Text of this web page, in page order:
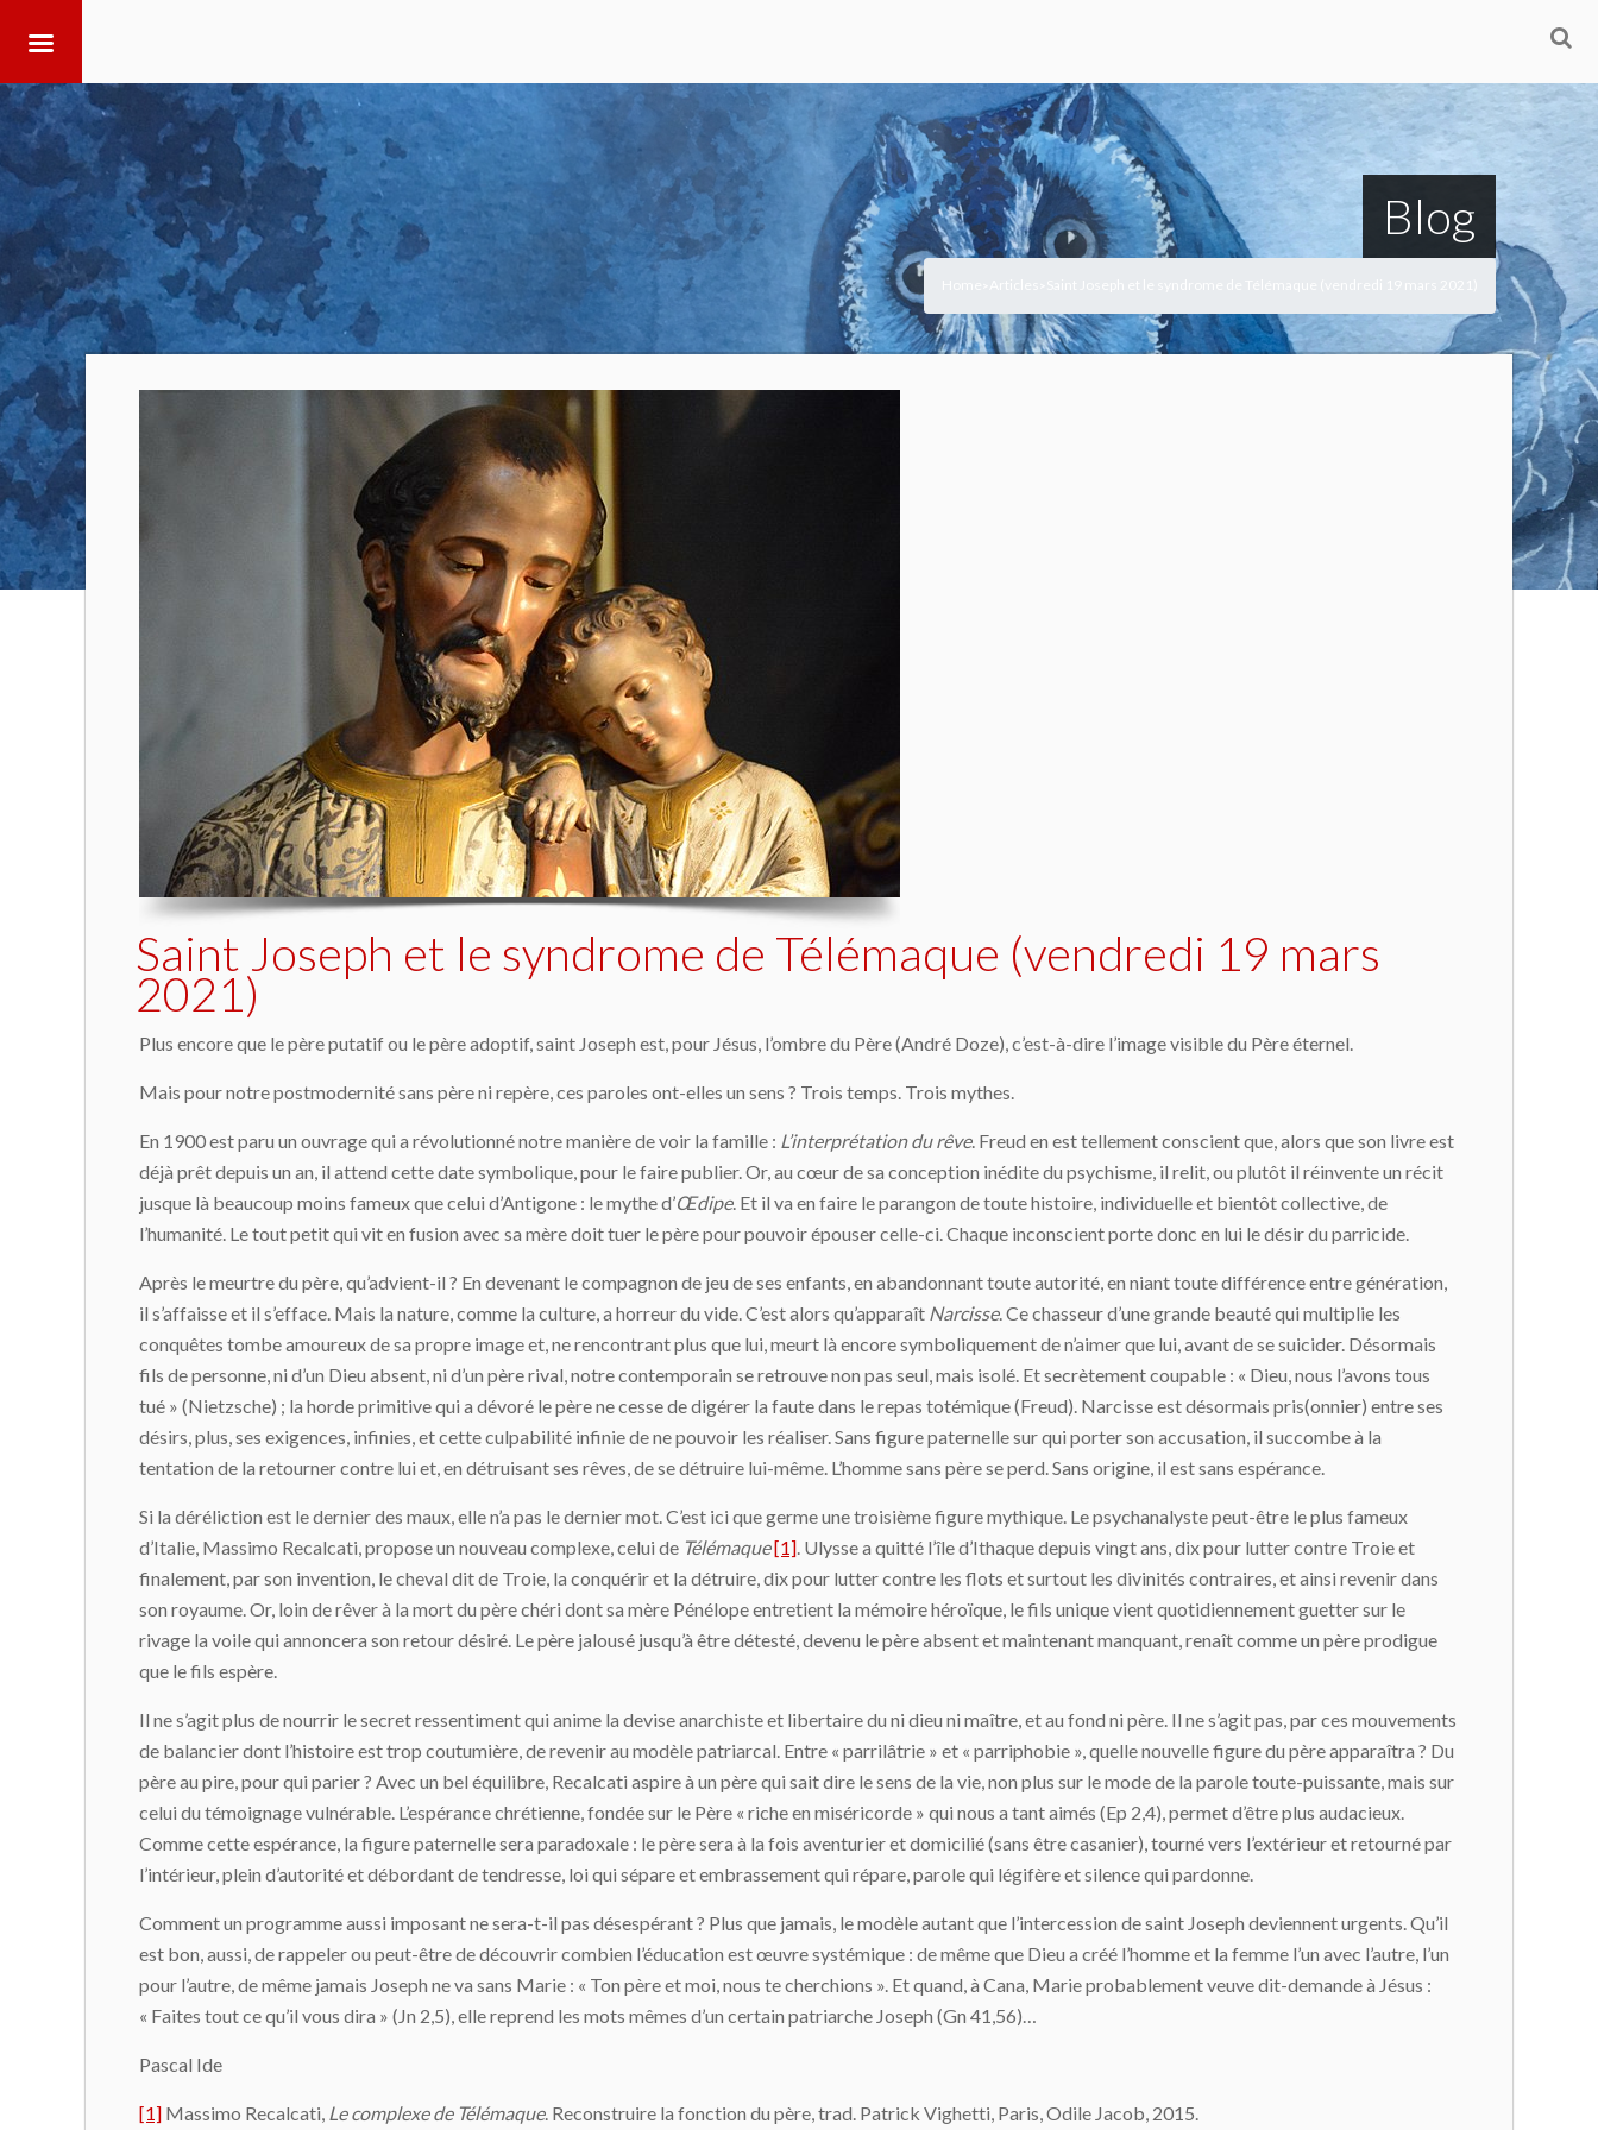
Blog
Saint Joseph et le syndrome de Télémaque (vendredi 19 mars
2021)
Plus encore que le père putatif ou le père adoptif, saint Joseph est, pour Jésus, l’ombre du Père (André Doze), c’est-à-dire l’image visible du Père éternel.
Mais pour notre postmodernité sans père ni repère, ces paroles ont-elles un sens ? Trois temps. Trois mythes.
En 1900 est paru un ouvrage qui a révolutionné notre manière de voir la famille : L’interprétation du rêve. Freud en est tellement conscient que, alors que son livre est
déjà prêt depuis un an, il attend cette date symbolique, pour le faire publier. Or, au cœur de sa conception inédite du psychisme, il relit, ou plutôt il réinvente un récit
jusque là beaucoup moins fameux que celui d’Antigone : le mythe d’Œdipe. Et il va en faire le parangon de toute histoire, individuelle et bientôt collective, de
l’humanité. Le tout petit qui vit en fusion avec sa mère doit tuer le père pour pouvoir épouser celle-ci. Chaque inconscient porte donc en lui le désir du parricide.
Après le meurtre du père, qu’advient-il ? En devenant le compagnon de jeu de ses enfants, en abandonnant toute autorité, en niant toute différence entre génération,
il s’affaisse et il s’efface. Mais la nature, comme la culture, a horreur du vide. C’est alors qu’apparaît Narcisse. Ce chasseur d’une grande beauté qui multiplie les
conquêtes tombe amoureux de sa propre image et, ne rencontrant plus que lui, meurt là encore symboliquement de n’aimer que lui, avant de se suicider. Désormais
fils de personne, ni d’un Dieu absent, ni d’un père rival, notre contemporain se retrouve non pas seul, mais isolé. Et secrètement coupable : « Dieu, nous l’avons tous
tué » (Nietzsche) ; la horde primitive qui a dévoré le père ne cesse de digérer la faute dans le repas totémique (Freud). Narcisse est désormais pris(onnier) entre ses
désirs, plus, ses exigences, infinies, et cette culpabilité infinie de ne pouvoir les réaliser. Sans figure paternelle sur qui porter son accusation, il succombe à la
tentation de la retourner contre lui et, en détruisant ses rêves, de se détruire lui-même. L’homme sans père se perd. Sans origine, il est sans espérance.
Si la déréliction est le dernier des maux, elle n’a pas le dernier mot. C’est ici que germe une troisième figure mythique. Le psychanalyste peut-être le plus fameux
d’Italie, Massimo Recalcati, propose un nouveau complexe, celui de Télémaque[1]. Ulysse a quitté l’île d’Ithaque depuis vingt ans, dix pour lutter contre Troie et
finalement, par son invention, le cheval dit de Troie, la conquérir et la détruire, dix pour lutter contre les flots et surtout les divinités contraires, et ainsi revenir dans
son royaume. Or, loin de rêver à la mort du père chéri dont sa mère Pénélope entretient la mémoire héroïque, le fils unique vient quotidiennement guetter sur le
rivage la voile qui annoncera son retour désiré. Le père jalousé jusqu’à être détesté, devenu le père absent et maintenant manquant, renaît comme un père prodigue
que le fils espère.
Il ne s’agit plus de nourrir le secret ressentiment qui anime la devise anarchiste et libertaire du ni dieu ni maître, et au fond ni père. Il ne s’agit pas, par ces mouvements
de balancier dont l’histoire est trop coutumière, de revenir au modèle patriarcal. Entre « parrilâtrie » et « parriphobie », quelle nouvelle figure du père apparaîtra ? Du
père au pire, pour qui parier ? Avec un bel équilibre, Recalcati aspire à un père qui sait dire le sens de la vie, non plus sur le mode de la parole toute-puissante, mais sur
celui du témoignage vulnérable. L’espérance chrétienne, fondée sur le Père « riche en miséricorde » qui nous a tant aimés (Ep 2,4), permet d’être plus audacieux.
Comme cette espérance, la figure paternelle sera paradoxale : le père sera à la fois aventurier et domicilié (sans être casanier), tourné vers l’extérieur et retourné par
l’intérieur, plein d’autorité et débordant de tendresse, loi qui sépare et embrassement qui répare, parole qui légifère et silence qui pardonne.
Comment un programme aussi imposant ne sera-t-il pas désespérant ? Plus que jamais, le modèle autant que l’intercession de saint Joseph deviennent urgents. Qu’il
est bon, aussi, de rappeler ou peut-être de découvrir combien l’éducation est œuvre systémique : de même que Dieu a créé l’homme et la femme l’un avec l’autre, l’un
pour l’autre, de même jamais Joseph ne va sans Marie : « Ton père et moi, nous te cherchions ». Et quand, à Cana, Marie probablement veuve dit-demande à Jésus :
« Faites tout ce qu’il vous dira » (Jn 2,5), elle reprend les mots mêmes d’un certain patriarche Joseph (Gn 41,56)…
Pascal Ide
[1] Massimo Recalcati, Le complexe de Télémaque. Reconstruire la fonction du père, trad. Patrick Vighetti, Paris, Odile Jacob, 2015.